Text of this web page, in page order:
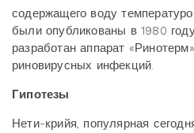
содержащего воду
были опубликованы в 1980
разработан аппарат
риновирусных инфекций.
Гипотезы
Нети-крийя, популярная